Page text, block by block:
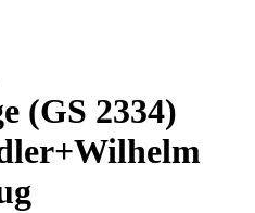
(GS 2334)